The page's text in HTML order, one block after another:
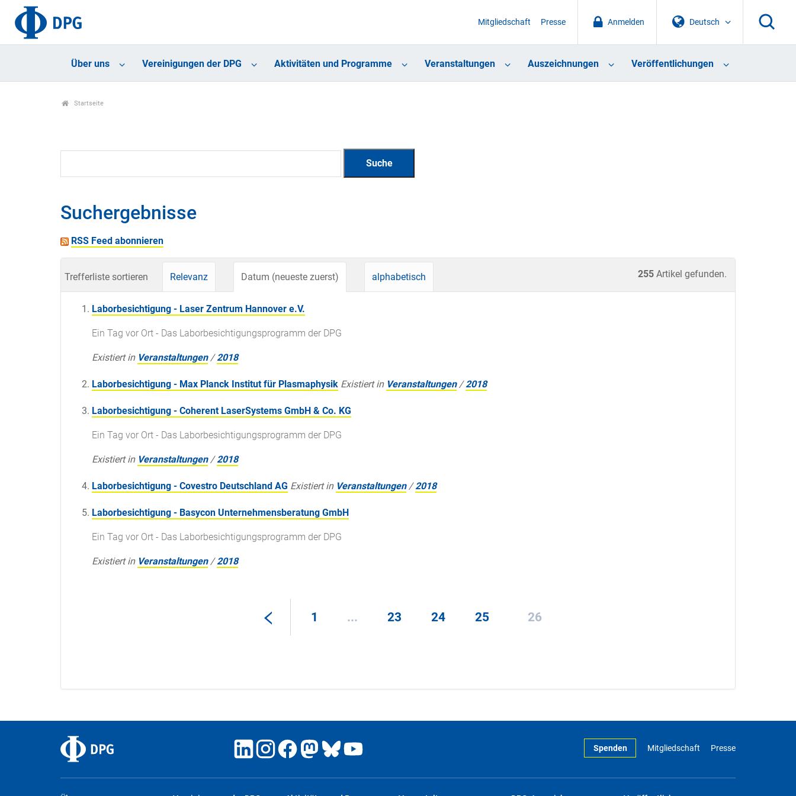
Deutsch
Anmelden
Mitgliedschaft Presse
Über uns Vereinigungen der DPG Aktivitäten und Programme Veranstaltungen Auszeichnungen Veröffentlichungen
Startseite
Suchergebnisse
RSS Feed abonnieren
255 Artikel gefunden.
Trefferliste sortieren Relevanz Datum (neueste zuerst) alphabetisch
Laborbesichtigung - Laser Zentrum Hannover e.V.
Ein Tag vor Ort - Das Laborbesichtigungsprogramm der DPG
Existiert in Veranstaltungen /2018
Laborbesichtigung - Max Planck Institut für Plasmaphysik Existiert in Veranstaltungen /2018
Laborbesichtigung - Coherent LaserSystems GmbH & Co. KG
Ein Tag vor Ort - Das Laborbesichtigungsprogramm der DPG
Existiert in Veranstaltungen /2018
Laborbesichtigung - Covestro Deutschland AG Existiert in Veranstaltungen /2018
Laborbesichtigung - Basycon Unternehmensberatung GmbH
Ein Tag vor Ort - Das Laborbesichtigungsprogramm der DPG
Existiert in Veranstaltungen /2018
1 ... 23 24 25 26
Spenden Mitgliedschaft Presse